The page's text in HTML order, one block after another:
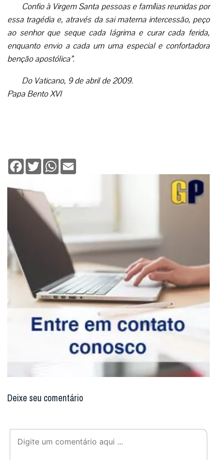
Confio à Virgem Santa pessoas e famílias reunidas por
essa tragédia e, através da sai materna intercessão, peço
ao senhor que seque cada lágrima e curar cada ferida,
enquanto envio a cada um uma especial e confortadora
benção apostólica”.
Do Vaticano, 9 de abril de 2009.
Papa Bento XVI
Facebook
TwitterWhatsApp
Deixe seu comentário